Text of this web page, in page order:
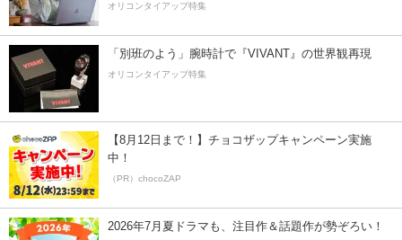
オリコンタイアップ特集
「別班のよう」腕時計で『VIVANT』の世界観再現
オリコンタイアップ特集
【8月12日まで！】チョコザップキャンペーン実施
中！
（PR）chocoZAP
2026年7月夏ドラマも、注目作＆話題作が勢ぞろい！